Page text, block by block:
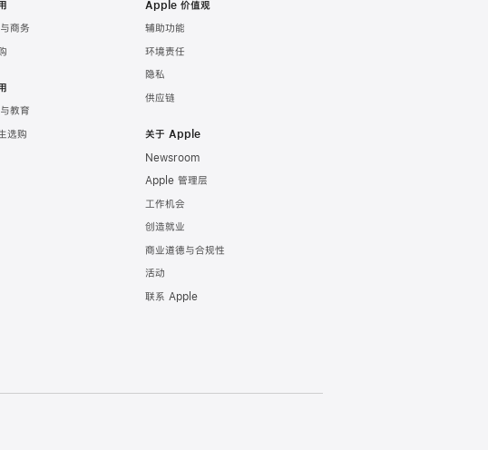
商务
教育
选购
Apple 价值观
辅助功能
环境责任
隐私
供应链
关于 Apple
Newsroom
Apple 管理层
工作机会
创造就业
商业道德与合规性
活动
联系 Apple